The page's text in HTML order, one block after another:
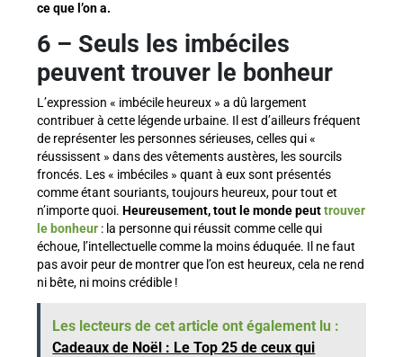
ce que l’on a.
6 – Seuls les imbéciles
peuvent trouver le bonheur
L’expression « imbécile heureux » a dû largement
contribuer à cette légende urbaine. Il est d’ailleurs fréquent
de représenter les personnes sérieuses, celles qui «
réussissent » dans des vêtements austères, les sourcils
froncés. Les « imbéciles » quant à eux sont présentés
comme étant souriants, toujours heureux, pour tout et
n’importe quoi. Heureusement, tout le monde peuttrouver
le bonheur: la personne qui réussit comme celle qui
échoue, l’intellectuelle comme la moins éduquée. Il ne faut
pas avoir peur de montrer que l’on est heureux, cela ne rend
ni bête, ni moins crédible !
Les lecteurs de cet article ont également lu :
Cadeaux de Noël : Le Top 25 de ceux qui